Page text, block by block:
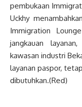
pembukaan
Uckhy
Immigration
jangkauan
kawasan industri
layanan paspor,
dibutuhkan.(Red)